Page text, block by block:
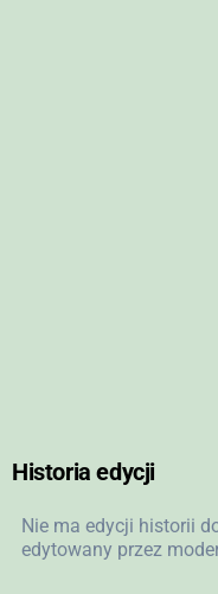
Historia edycji
Nie ma edycji historii
edytowany przez